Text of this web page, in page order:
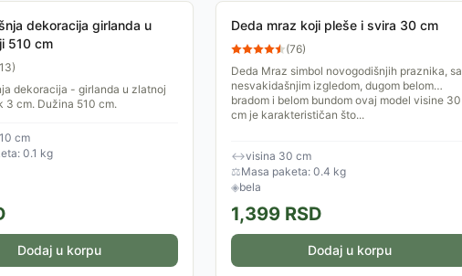
dekoracija girlanda u
510 cm
13)
dekoracija - girlanda u zlatnoj
3 cm. Dužina 510 cm.
cm
0.1 kg
Dodaj u korpu
Deda mraz koji pleše i svira 30 cm
(76)
Deda Mraz simbol novogodišnjih praznika, sa
nesvakidašnjim izgledom, dugom belom
bradom i belom bundom ovaj model visine 30
cm je karakterističan što...
↔visina 30 cm
⚖Masa paketa: 0.4 kg
◈bela
1,399 RSD
Dodaj u korpu